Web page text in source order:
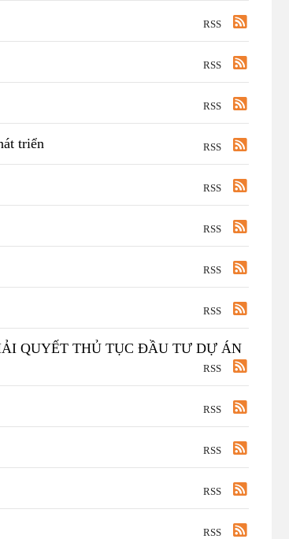
RSS
RSS
RSS
triển RSS
RSS
RSS
RSS
RSS
QUYẾT THỦ TỤC ĐẦU TƯ DỰ ÁN
RSS
RSS
RSS
RSS
RSS